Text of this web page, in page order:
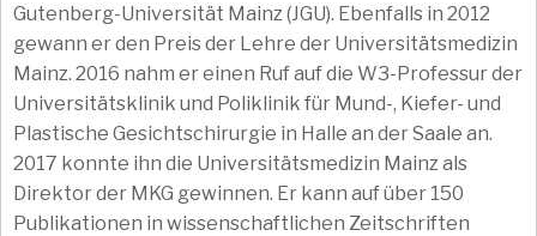
Gutenberg-Universität Mainz (JGU). Ebenfalls in 2012
gewann er den Preis der Lehre der Universitätsmedizin
Mainz. 2016 nahm er einen Ruf auf die W3-Professur der
Universitätsklinik und Poliklinik für Mund-, Kiefer- und
Plastische Gesichtschirurgie in Halle an der Saale an.
2017 konnte ihn die Universitätsmedizin Mainz als
Direktor der MKG gewinnen. Er kann auf über 150
Publikationen in wissenschaftlichen Zeitschriften